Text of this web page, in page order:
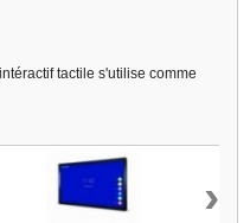
tactile s'utilise comme
›